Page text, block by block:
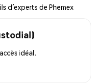
d’experts de Phemex
idéal.